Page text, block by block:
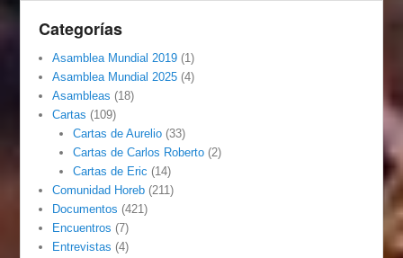
Categorías
Asamblea Mundial 2019 (1)
Asamblea Mundial 2025 (4)
Asambleas (18)
Cartas (109)
Cartas de Aurelio(33)
Cartas de Carlos Roberto(2)
Cartas de Eric (14)
Comunidad Horeb (211)
Documentos (421)
Encuentros (7)
Entrevistas (4)